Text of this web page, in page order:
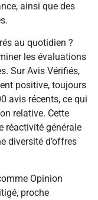
ainsi que des
au quotidien ?
les évaluations
Sur Avis Vérifiés,
positive, toujours
avis récents, ce qui
relative. Cette
réactivité générale
diversité d’offres
Opinion
proche